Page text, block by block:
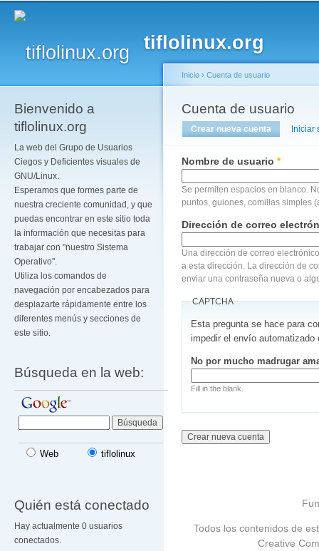
tiflolinux.org
Bienvenido a
tiflolinux.org
La web del Grupo de Usuarios
Ciegos y Deficientes visuales de
GNU/Linux.
Esperamos que formes parte de
nuestra creciente comunidad, y que
puedas encontrar en este sitio toda
la información que necesitas para
trabajar con "nuestro Sistema
Operativo".
Utiliza los comandos de
navegación por encabezados para
desplazarte rápidamente entre los
diferentes menús y secciones de
este sitio.
Búsqueda en la web:
Web tiflolinux
Quién está conectado
Hay actualmente 0 usuarios
conectados.
Se encuentra usted
Inicio › Cuenta de usuario
Cuenta de usuario
Solapas principales
Crear nueva cuenta (solapaIniciar
Nombre de usuario *
Se permiten espacios en blanco.
puntos, guiones, comillas simples
Dirección de correo
Una dirección de correo
a esta dirección. La dirección de
enviar una contraseña nueva o
CAPTCHA
Esta pregunta se hace para
impedir el envío automatizado
No por mucho madrugar
Fill in the blank.
Todos los contenidos de
Creative